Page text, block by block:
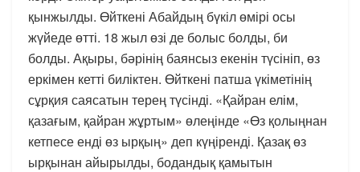
қынжылды. Өйткені Абайдың бүкіл өмірі осы
жүйеде өтті. 18 жыл өзі де болыс болды, би
болды. Ақыры, бәрінің баянсыз екенін түсініп, өз
еркімен кетті биліктен. Өйткені патша үкіметінің
сұрқия саясатын терең түсінді. «Қайран елім,
қазағым, қайран жұртым» өлеңінде «Өз қолыңнан
кетпесе енді өз ырқың» деп күңіренді. Қазақ өз
ырқынан айырылды, бодандық қамытын